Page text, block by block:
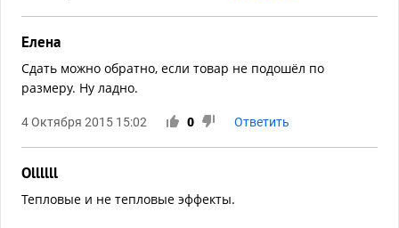
Елена
Сдать можно обратно, если товар не подошёл по
размеру. Ну ладно.
4 Октября 2015 15:02 0 Ответить
Ollllll
Тепловые и не тепловые эффекты.